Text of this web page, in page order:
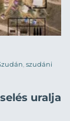
szudáni
uralja